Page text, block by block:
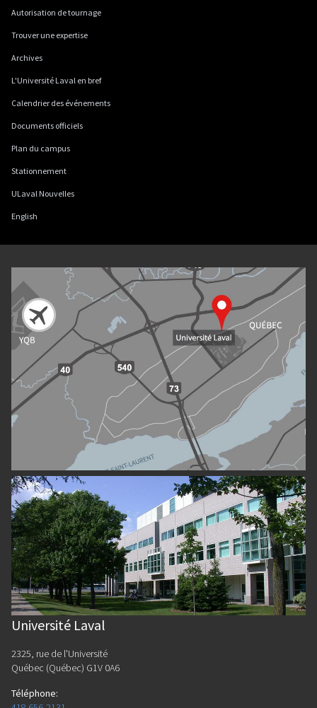
Autorisation de tournage
Trouver une expertise
Archives
L'Université Laval en bref
Calendrier des événements
Documents officiels
Plan du campus
Stationnement
ULaval Nouvelles
English
Université Laval
2325, rue de l'Université
Québec (Québec) G1V 0A6
Téléphone: